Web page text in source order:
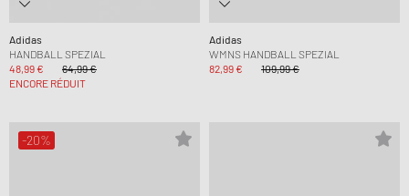
Adidas
HANDBALL SPEZIAL
48,99 €
64,99 €
ENCORE RÉDUIT
Adidas
WMNS HANDBALL SPEZIAL
82,99 €
109,99 €
-20%